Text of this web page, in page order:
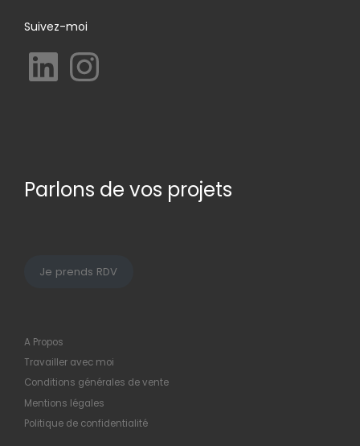
Suivez-moi
LinkedIn Instagram
Parlons de vos projets
Je prends RDV
A Propos
Travailler avec moi
Conditions générales de vente
Mentions légales
Politique de confidentialité